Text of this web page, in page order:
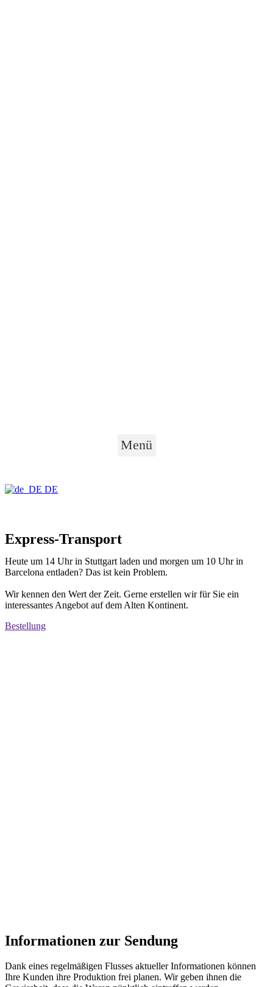
Menü
DE
Express-Transport
Heute um 14 Uhr in Stuttgart laden und morgen um 10 Uhr in
Barcelona entladen? Das ist kein Problem.
Wir kennen den Wert der Zeit. Gerne erstellen wir für Sie ein
interessantes Angebot auf dem Alten Kontinent.
Bestellung
Informationen zur Sendung
Dank eines regelmäßigen Flusses aktueller Informationen können
Ihre Kunden ihre Produktion frei planen. Wir geben ihnen die